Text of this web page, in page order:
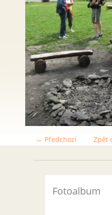
← Předchozí Zpět
Fotoalbum